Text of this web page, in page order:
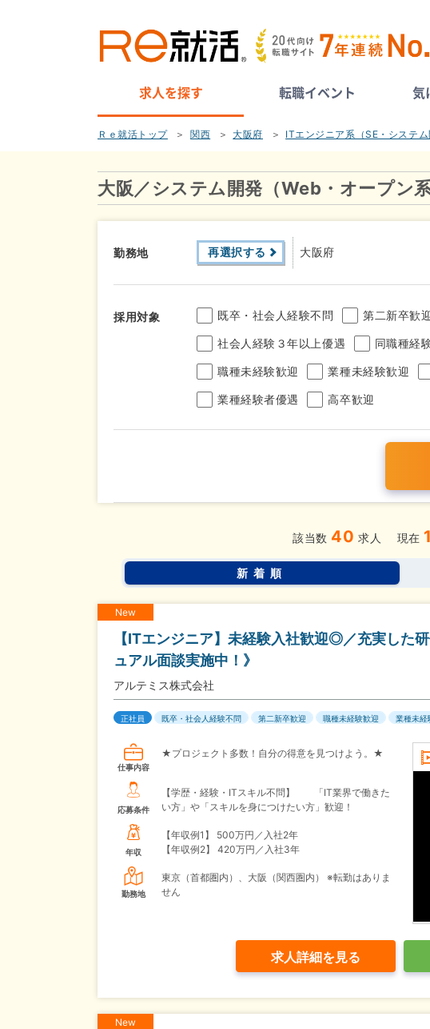
求人を探す 転職イベント 気
Ｒｅ就活トップ 関西 大阪府 ITエンジニア系（SE・システム
大阪／システム開発（Web・オープン
勤務地 再選択する 大阪府
採用対象 既卒・社会人経験不問 第二新卒歓
社会人経験３年以上優遇 同職種経
職種未経験歓迎 業種未経験歓迎
業種経験者優遇 高卒歓迎
完全週休2日制 年間休日120日以上
土日面接OK 書類選考なし
該当数 40 求人 現在 1
新着順
New
【ITエンジニア】未経験入社歓迎◎／充実した
ュアル面談実施中！》
アルテミス株式会社
正社員 既卒・社会人経験不問 第二新卒歓迎 職種未経験歓迎 業種未経
仕事内容
★プロジェクト多数！自分の得意を見つけよう。★
応募条件
【学歴・経験・ITスキル不問】 「IT業界で働きた
い方」や「スキルを身につけたい方」歓迎！
年収
【年収例1】
500万円／入社2年
【年収例2】
420万円／入社3年
勤務地
東京（首都圏内）、大阪（関西圏内） ※転勤はありま
せん
求人詳細を見る
New